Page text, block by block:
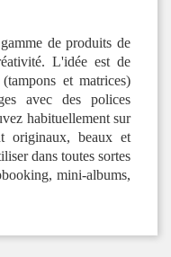
de produits de
L'idée est de
et matrices)
avec des polices
habituellement sur
originaux, beaux et
dans toutes sortes
mini-albums,